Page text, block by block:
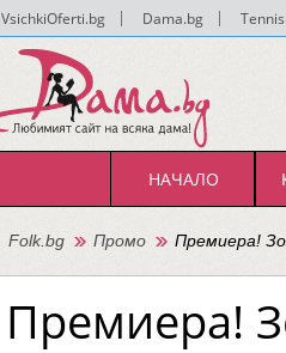
VsichkiOferti.bg Dama.bg
НАЧАЛО
Folk.bg Промо Премиера!
Премиера!